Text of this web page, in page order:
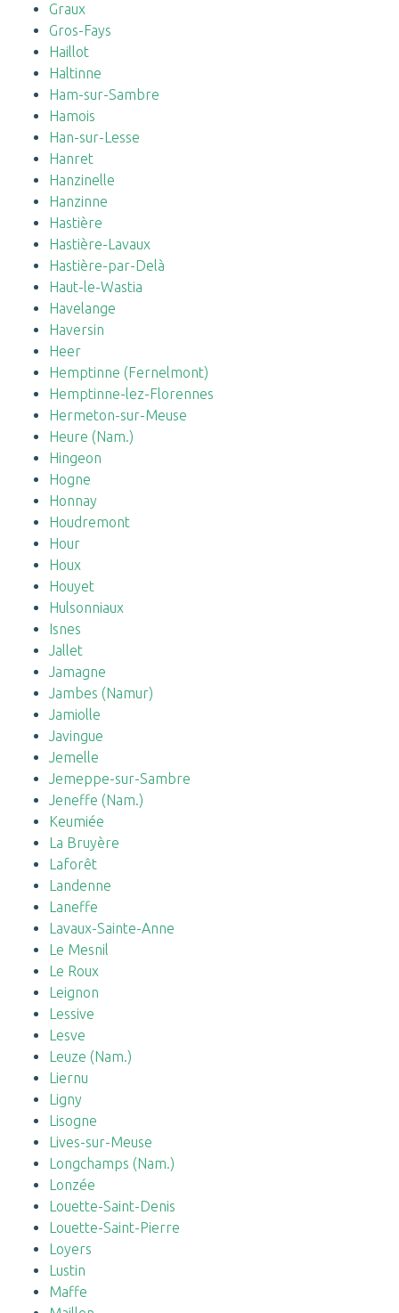
Graux
Gros-Fays
Haillot
Haltinne
Ham-sur-Sambre
Hamois
Han-sur-Lesse
Hanret
Hanzinelle
Hanzinne
Hastière
Hastière-Lavaux
Hastière-par-Delà
Haut-le-Wastia
Havelange
Haversin
Heer
Hemptinne (Fernelmont)
Hemptinne-lez-Florennes
Hermeton-sur-Meuse
Heure (Nam.)
Hingeon
Hogne
Honnay
Houdremont
Hour
Houx
Houyet
Hulsonniaux
Isnes
Jallet
Jamagne
Jambes (Namur)
Jamiolle
Javingue
Jemelle
Jemeppe-sur-Sambre
Jeneffe (Nam.)
Keumiée
La Bruyère
Laforêt
Landenne
Laneffe
Lavaux-Sainte-Anne
Le Mesnil
Le Roux
Leignon
Lessive
Lesve
Leuze (Nam.)
Liernu
Ligny
Lisogne
Lives-sur-Meuse
Longchamps (Nam.)
Lonzée
Louette-Saint-Denis
Louette-Saint-Pierre
Loyers
Lustin
Maffe